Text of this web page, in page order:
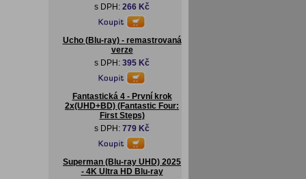
s DPH: 266 Kč
Ucho (Blu-ray) - remastrovaná
verze
s DPH: 395 Kč
Fantastická 4 - První krok
2x(UHD+BD) (Fantastic Four:
First Steps)
s DPH: 779 Kč
Superman (Blu-ray UHD) 2025
- 4K Ultra HD Blu-ray